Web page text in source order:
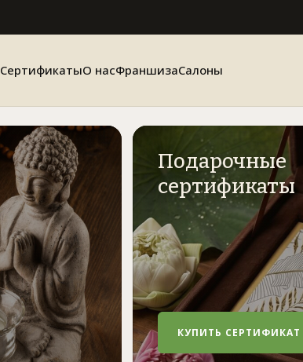
СертификатыО насФраншизаСалоны
Подарочные
сертификаты
КУПИТЬ СЕРТИФИКАТ